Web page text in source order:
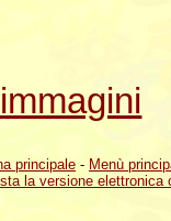
principale - Menù
la versione elettronica